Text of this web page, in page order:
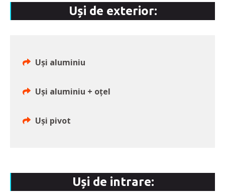
Uși de exterior:
Uși aluminiu
Uși aluminiu + oțel
Uşi pivot
Uși de intrare: